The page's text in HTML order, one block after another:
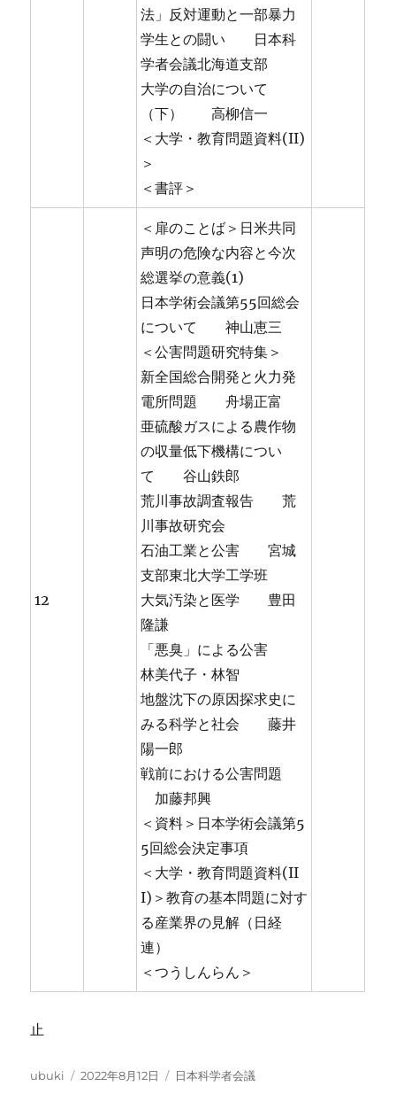
法」反対運動と一部暴力
学生との闘い 日本科
学者会議北海道支部
大学の自治について
（下） 高柳信一
＜大学・教育問題資料(II)
＞
＜書評＞
12
＜扉のことば＞日米共同
声明の危険な内容と今次
総選挙の意義(1)
日本学術会議第55回総会
について 神山恵三
＜公害問題研究特集＞
新全国総合開発と火力発
電所問題 舟場正富
亜硫酸ガスによる農作物
の収量低下機構につい
て 谷山鉄郎
荒川事故調査報告 荒
川事故研究会
石油工業と公害 宮城
支部東北大学工学班
大気汚染と医学 豊田
隆謙
「悪臭」による公害
林美代子・林智
地盤沈下の原因探求史に
みる科学と社会 藤井
陽一郎
戦前における公害問題
加藤邦興
＜資料＞日本学術会議第5
5回総会決定事項
＜大学・教育問題資料(II
I)＞教育の基本問題に対す
る産業界の見解（日経
連）
＜つうしんらん＞
止
投
ubuki
投
2022年8月12日
カ
日本科学者会議